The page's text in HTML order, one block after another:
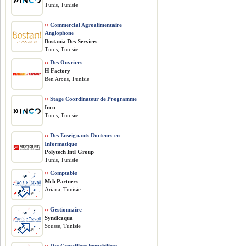
Tunis, Tunisie
›› Commercial Agroalimentaire
Anglophone
Bostania Des Services
Tunis, Tunisie
›› Des Ouvriers
H Factory
Ben Arous, Tunisie
›› Stage Coordinateur de Programme
Inco
Tunis, Tunisie
›› Des Enseignants Docteurs en
Informatique
Polytech Intl Group
Tunis, Tunisie
›› Comptable
Mch Partners
Ariana, Tunisie
›› Gestionnaire
Syndicaqua
Sousse, Tunisie